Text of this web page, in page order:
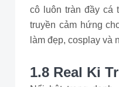
cô luôn tràn đầy cá
truyền cảm hứng
làm đẹp, cosplay và
1.8 Real Ki